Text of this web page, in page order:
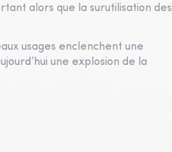
alors que la surutilisation des
usages enclenchent une
une explosion de la